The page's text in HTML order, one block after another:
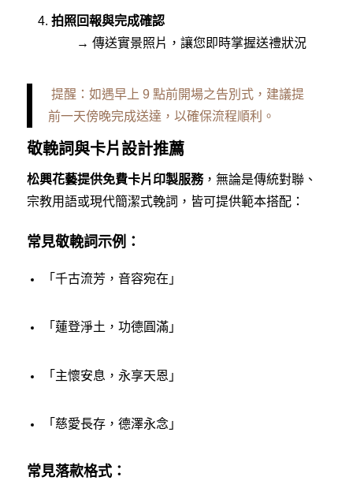
拍照回報與完成確認
→ 傳送實景照片，讓您即時掌握送禮狀況
提醒：如遇早上 9 點前開場之告別式，建議提
前一天傍晚完成送達，以確保流程順利。
敬輓詞與卡片設計推薦
松興花藝提供免費卡片印製服務，無論是傳統對聯、
宗教用語或現代簡潔式輓詞，皆可提供範本搭配：
常見敬輓詞示例：
「千古流芳，音容宛在」
「蓮登淨土，功德圓滿」
「主懷安息，永享天恩」
「慈愛長存，德澤永念」
常見落款格式：